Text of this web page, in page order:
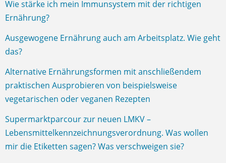
Wie stärke ich mein Immunsystem mit der richtigen
Ernährung?
Ausgewogene Ernährung auch am Arbeitsplatz. Wie geht
das?
Alternative Ernährungsformen mit anschließendem
praktischen Ausprobieren von beispielsweise
vegetarischen oder veganen Rezepten
Supermarktparcour zur neuen LMKV –
Lebensmittelkennzeichnungsverordnung. Was wollen
mir die Etiketten sagen? Was verschweigen sie?